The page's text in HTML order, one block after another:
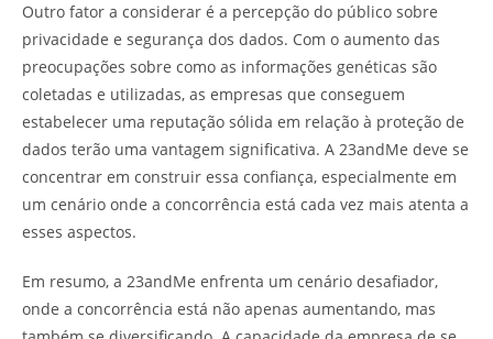
Outro fator a considerar é a percepção do público sobre
privacidade e segurança dos dados. Com o aumento das
preocupações sobre como as informações genéticas são
coletadas e utilizadas, as empresas que conseguem
estabelecer uma reputação sólida em relação à proteção de
dados terão uma vantagem significativa. A 23andMe deve se
concentrar em construir essa confiança, especialmente em
um cenário onde a concorrência está cada vez mais atenta a
esses aspectos.
Em resumo, a 23andMe enfrenta um cenário desafiador,
onde a concorrência está não apenas aumentando, mas